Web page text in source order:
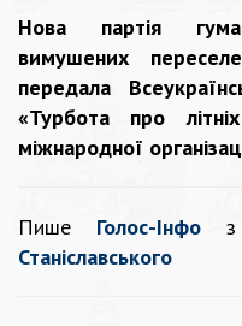
Нова партія
вимушених
передала
«Турбота про
міжнародної
Пише Голос-Інфо з
Станіславського